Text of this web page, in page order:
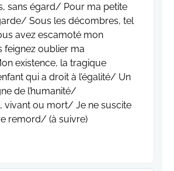
sans égard/ Pour ma petite
Sous les décombres, tel
avez escamoté mon
feignez oublier ma
existence, la tragique
qui a droit à l’égalité/ Un
de l’humanité/
vivant ou mort/ Je ne suscite
remord/ (à suivre)